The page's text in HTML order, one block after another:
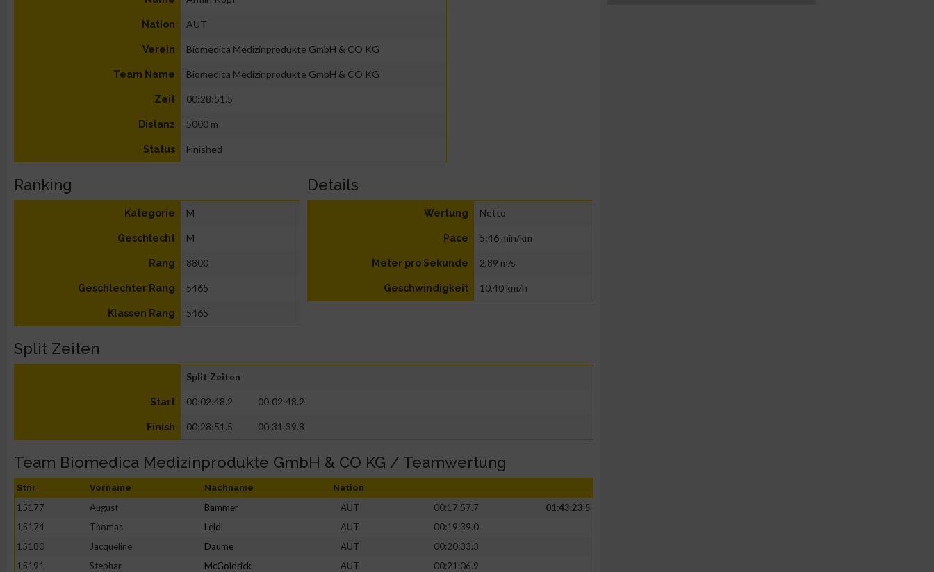
Nation AUT
Verein Biomedica Medizinprodukte GmbH & CO KG
Team Name Biomedica Medizinprodukte GmbH & CO KG
Zeit 00:28:51.5
Distanz 5000 m
Status Finished
Ranking
Kategorie M
Geschlecht M
Rang 8800
Geschlechter Rang 5465
Klassen Rang 5465
Details
Wertung Netto
Pace 5:46 min/km
Meter pro Sekunde 2,89 m/s
Geschwindigkeit 10,40 km/h
Split Zeiten
Split Zeiten
Start 00:02:48.2 00:02:48.2
Finish 00:28:51.5 00:31:39.8
Team Biomedica Medizinprodukte GmbH & CO KG / Teamwertung
Stnr Vorname Nachname Nation
15177 August Bammer AUT 00:17:57.7
01:43:23.5
15174
Thomas Leidl AUT
00:19:39.0
15180
Jacqueline Daume AUT
00:20:33.3
15191
Stephan McGoldrick AUT
00:21:06.9